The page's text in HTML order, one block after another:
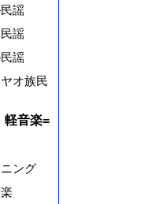
謡
謡
謡
オ族民
軽音楽=
ング